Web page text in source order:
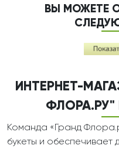
ВЫ МОЖЕТЕ
ИНТЕРНЕТ-
ФЛОРА.РУ"
Команда «Гранд
букеты и обеспечивает